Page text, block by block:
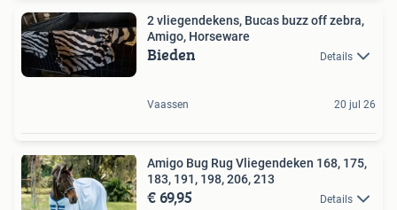
2 vliegendekens, Bucas buzz off zebra,
Amigo, Horseware
Bieden Details
Vaassen 20 jul 26
Amigo Bug Rug Vliegendeken 168, 175,
183, 191, 198, 206, 213
€ 69,95 Details